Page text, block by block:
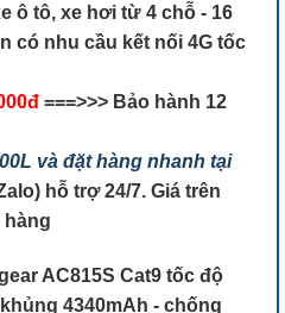
ô tô, xe hơi từ 4 chỗ - 16
có nhu cầu kết nối 4G tốc
===>>> Bảo hành 12
và đặt hàng nhanh tại
hỗ trợ 24/7. Giá trên
hàng
AC815S Cat9 tốc độ
4340mAh - chống